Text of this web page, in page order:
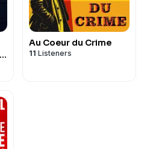
Au Coeur du Crime
11 Listeners